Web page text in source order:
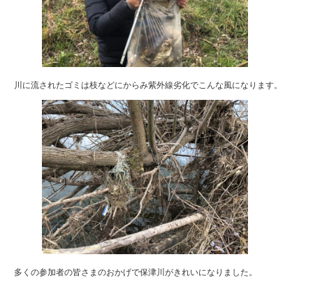
川に流されたゴミは枝などにからみ紫外線劣化でこんな風になります。
多くの参加者の皆さまのおかげで保津川がきれいになりました。